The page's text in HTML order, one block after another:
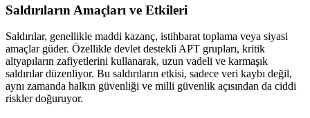
Saldırıların Amaçları ve Etkileri
Saldırılar, genellikle maddi kazanç, istihbarat toplama veya siyasi
amaçlar güder. Özellikle devlet destekli APT grupları, kritik
altyapıların zafiyetlerini kullanarak, uzun vadeli ve karmaşık
saldırılar düzenliyor. Bu saldırıların etkisi, sadece veri kaybı değil,
aynı zamanda halkın güvenliği ve milli güvenlik açısından da ciddi
riskler doğuruyor.